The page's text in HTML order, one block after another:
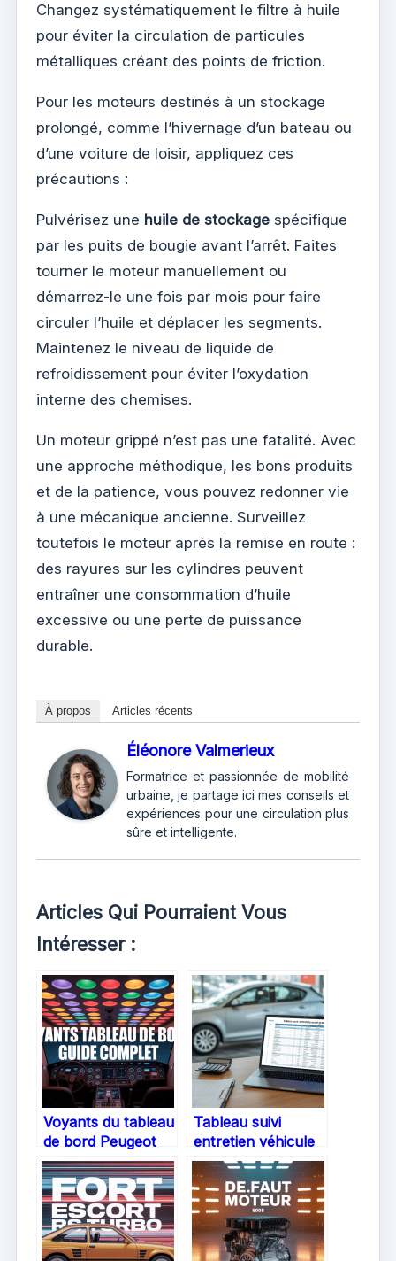
Changez systématiquement le filtre à huile
pour éviter la circulation de particules
métalliques créant des points de friction.
Pour les moteurs destinés à un stockage
prolongé, comme l’hivernage d’un bateau ou
d’une voiture de loisir, appliquez ces
précautions :
Pulvérisez une huile de stockage spécifique
par les puits de bougie avant l’arrêt. Faites
tourner le moteur manuellement ou
démarrez-le une fois par mois pour faire
circuler l’huile et déplacer les segments.
Maintenez le niveau de liquide de
refroidissement pour éviter l’oxydation
interne des chemises.
Un moteur grippé n’est pas une fatalité. Avec
une approche méthodique, les bons produits
et de la patience, vous pouvez redonner vie
à une mécanique ancienne. Surveillez
toutefois le moteur après la remise en route :
des rayures sur les cylindres peuvent
entraîner une consommation d’huile
excessive ou une perte de puissance
durable.
À propos Articles récents
Éléonore Valmerieux
Formatrice et passionnée de mobilité
urbaine, je partage ici mes conseils et
expériences pour une circulation plus
sûre et intelligente.
Articles Qui Pourraient Vous
Intéresser :
Voyants du tableau
de bord Peugeot
3008 : comprendre
et réagir
efficacement
Tableau suivi
entretien véhicule
Excel gratuit
quelles solutions
pour gérer
l’entretien auto au
quotidien